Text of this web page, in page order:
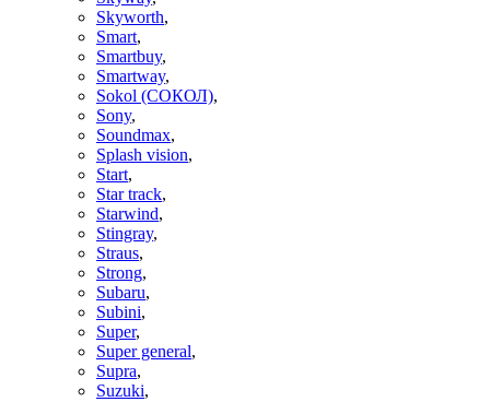
Skyworth,
Smart,
Smartbuy,
Smartway,
Sokol (СОКОЛ),
Sony,
Soundmax,
Splash vision,
Start,
Star track,
Starwind,
Stingray,
Straus,
Strong,
Subaru,
Subini,
Super,
Super general,
Supra,
Suzuki,